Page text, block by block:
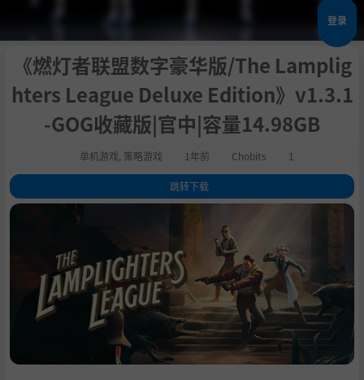
登录
《燃灯者联盟数字豪华版/The Lamplig
hters League Deluxe Edition》v1.3.1
-GOG收藏版|官中|容量14.98GB
单机游戏 策略游戏 1年前 Chobits 1
跳转下载
1.关于这款游戏
赶在末日倒计时前
系统需求
支持作者
备注